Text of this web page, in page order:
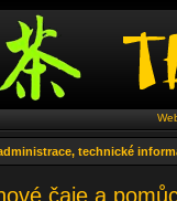
technické
čaje a